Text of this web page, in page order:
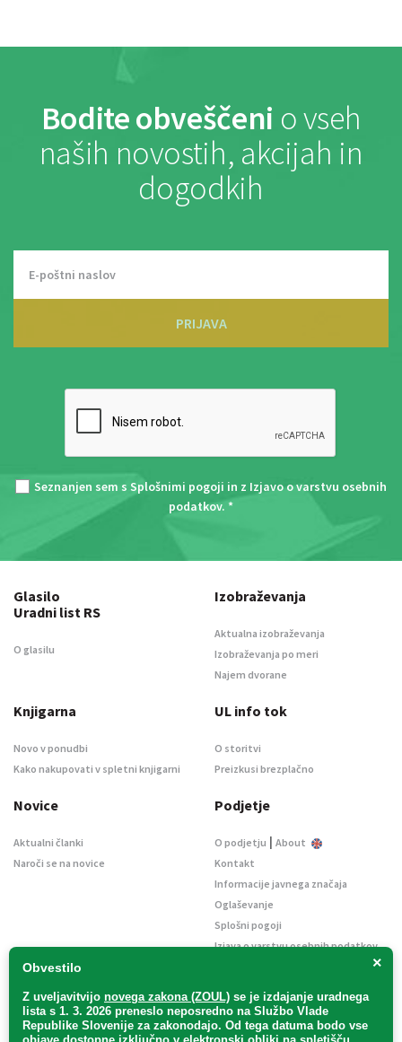
Bodite obveščeni o vseh
naših novostih, akcijah in
dogodkih
PRIJAVA
Seznanjen sem s Splošnimi pogoji in z Izjavo o varstvu osebnih
podatkov. *
×
Obvestilo
Z uveljavitvijo novega zakona (ZOUL) se je izdajanje uradnega
lista s 1. 3. 2026 preneslo neposredno na Službo Vlade
Republike Slovenije za zakonodajo. Od tega datuma bodo vse
Glasilo
Uradni list RS
O glasilu
Izobraževanja
Aktualna izobraževanja
Izobraževanja po meri
Najem dvorane
Knjigarna
Novo v ponudbi
Kako nakupovati v spletni knjigarni
UL info tok
O storitvi
Preizkusi brezplačno
Novice
Aktualni članki
Naroči se na novice
Podjetje
O podjetju | About
Kontakt
Informacije javnega značaja
Oglaševanje
Splošni pogoji
Izjava o varstvu osebnih podatkov